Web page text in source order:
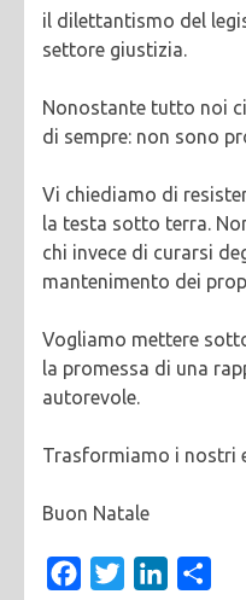
il dilettantismo del
settore giustizia.
Nonostante tutto noi
di sempre: non sono
Vi chiediamo di
la testa sotto terra.
chi invece di curarsi
mantenimento dei
Vogliamo mettere
la promessa di una
autorevole.
Trasformiamo i nostri
Buon Natale
FacebookTwitterLinkedIn